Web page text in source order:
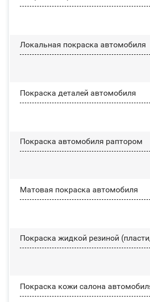
Локальная покраска автомобиля
Покраска деталей автомобиля
Покраска автомобиля раптором
Матовая покраска автомобиля
Покраска жидкой резиной
Покраска кожи салона